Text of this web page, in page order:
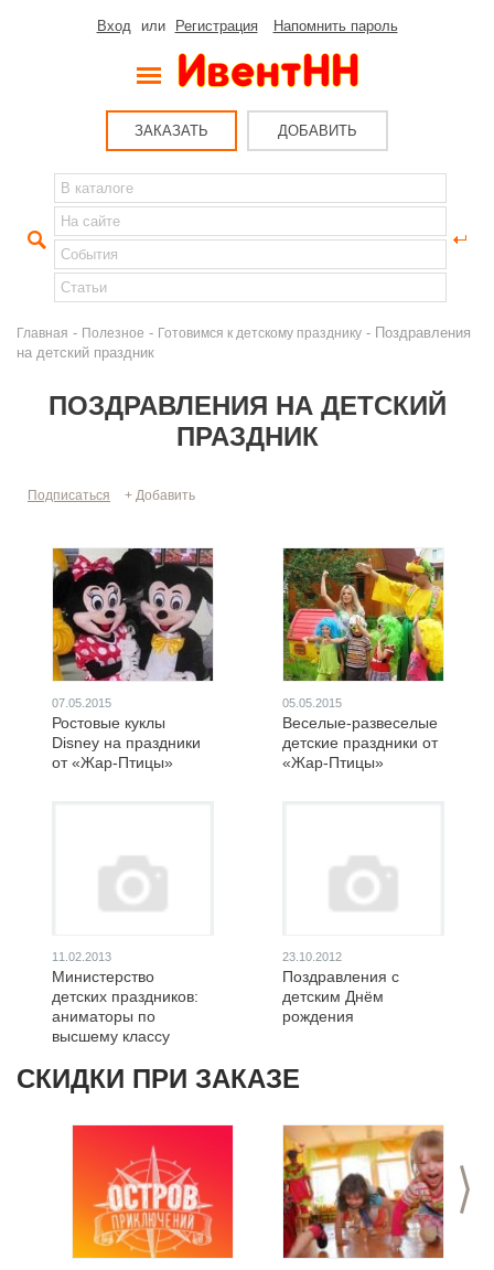
Вход или Регистрация Напомнить пароль
ЗАКАЗАТЬ ДОБАВИТЬ
Главная - Полезное - Готовимся к детскому празднику - Поздравления
на детский праздник
ПОЗДРАВЛЕНИЯ НА ДЕТСКИЙ
ПРАЗДНИК
Подписаться + Добавить
07.05.2015
Ростовые куклы
Disney на праздники
от «Жар-Птицы»
05.05.2015
Веселые-развеселые
детские праздники от
«Жар-Птицы»
11.02.2013
Министерство
детских праздников:
аниматоры по
высшему классу
23.10.2012
Поздравления с
детским Днём
рождения
СКИДКИ ПРИ ЗАКАЗЕ
>